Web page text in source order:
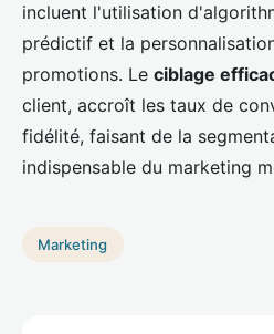
incluent l'utilisation
prédictif et la
promotions. Le ciblage
client, accroît les taux de
fidélité, faisant de la
indispensable du marketing
Marketing